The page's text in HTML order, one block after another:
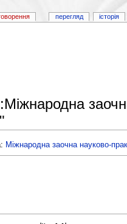
Міжнародна заочна науково-
перегляд історія